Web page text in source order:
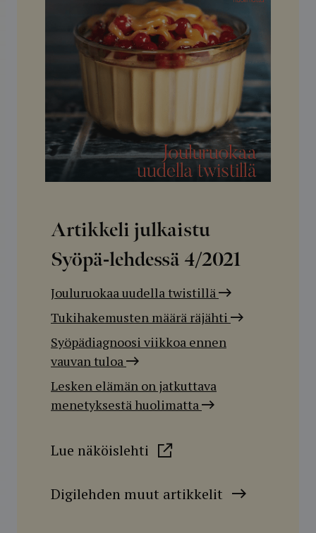
Artikkeli julkaistu
Syöpä-lehdessä 4/2021
Jouluruokaa uudella twistillä
Tukihakemusten määrä räjähti
Syöpädiagnoosi viikkoa ennen
vauvan tuloa
Lesken elämän on jatkuttava
menetyksestä huolimatta
Lue näköislehti
Digilehden muut artikkelit